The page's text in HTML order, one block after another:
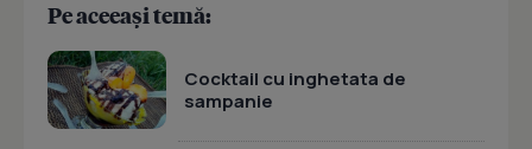
Pe aceeași temă:
Cocktail cu inghetata de
sampanie